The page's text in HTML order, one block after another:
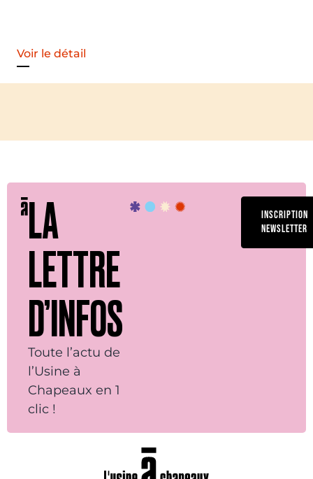
Voir le détail
LA
LETTRE
D’INFOS
Toute l’actu de
l’Usine à
Chapeaux en 1
clic !
INSCRIPTION
NEWSLETTER